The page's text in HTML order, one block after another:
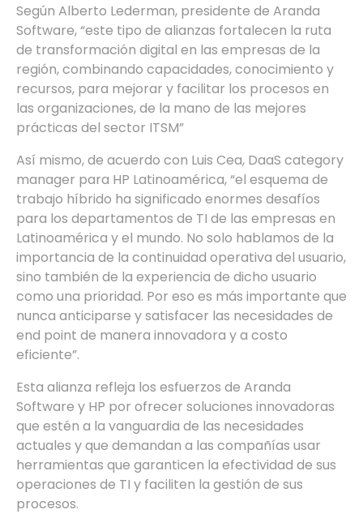
Según Alberto Lederman, presidente de Aranda
Software, “este tipo de alianzas fortalecen la ruta
de transformación digital en las empresas de la
región, combinando capacidades, conocimiento y
recursos, para mejorar y facilitar los procesos en
las organizaciones, de la mano de las mejores
prácticas del sector ITSM”
Así mismo, de acuerdo con Luis Cea, DaaS category
manager para HP Latinoamérica, “el esquema de
trabajo híbrido ha significado enormes desafíos
para los departamentos de TI de las empresas en
Latinoamérica y el mundo. No solo hablamos de la
importancia de la continuidad operativa del usuario,
sino también de la experiencia de dicho usuario
como una prioridad. Por eso es más importante que
nunca anticiparse y satisfacer las necesidades de
end point de manera innovadora y a costo
eficiente”.
Esta alianza refleja los esfuerzos de Aranda
Software y HP por ofrecer soluciones innovadoras
que estén a la vanguardia de las necesidades
actuales y que demandan a las compañías usar
herramientas que garanticen la efectividad de sus
operaciones de TI y faciliten la gestión de sus
procesos.